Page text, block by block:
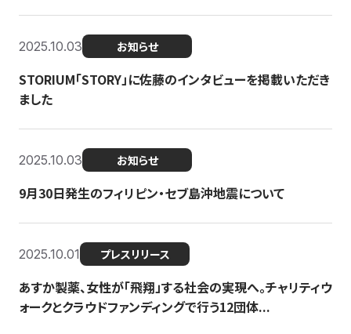
2025.10.03 お知らせ
STORIUM「STORY」に佐藤のインタビューを掲載いただき
ました
2025.10.03 お知らせ
9月30日発生のフィリピン・セブ島沖地震について
2025.10.01 プレスリリース
あすか製薬、女性が「飛翔」する社会の実現へ。チャリティウ
ォークとクラウドファンディングで行う12団体...